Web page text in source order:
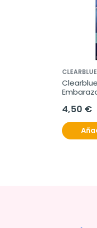
CLEARBLUE
unidad
4,50 €